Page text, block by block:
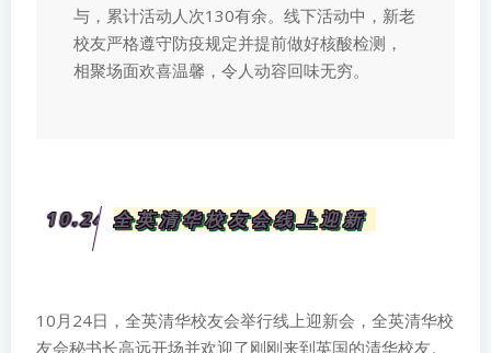
与，累计活动人次130有余。线下活动中，新老
校友严格遵守防疫规定并提前做好核酸检测，
相聚场面欢喜温馨，令人动容回味无穷。
10.24 全英清华校友会线上迎新
10月24日，全英清华校友会举行线上迎新会，全英清华校
友会秘书长高远开场并欢迎了刚刚来到英国的清华校友。